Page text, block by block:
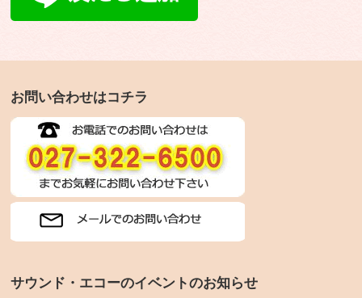
お問い合わせはコチラ
サウンド・エコーのイベントのお知らせ